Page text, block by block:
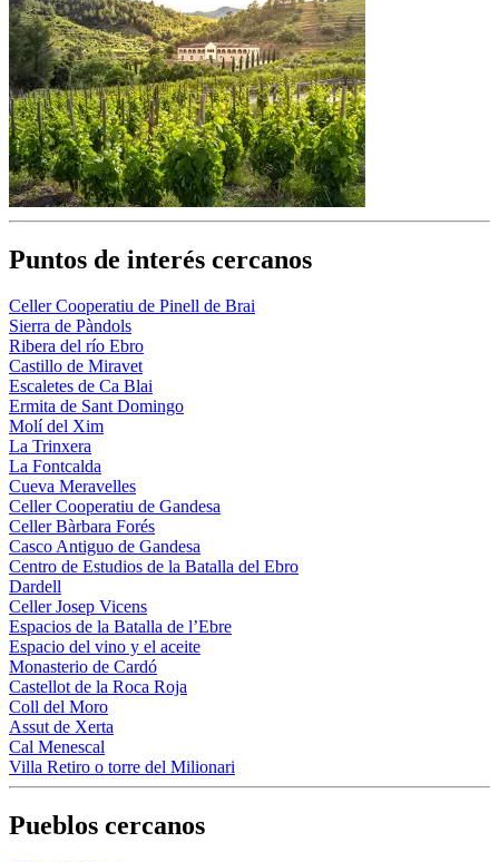
Puntos de interés cercanos
Celler Cooperatiu de Pinell de Brai
Sierra de Pàndols
Ribera del río Ebro
Castillo de Miravet
Escaletes de Ca Blai
Ermita de Sant Domingo
Molí del Xim
La Trinxera
La Fontcalda
Cueva Meravelles
Celler Cooperatiu de Gandesa
Celler Bàrbara Forés
Casco Antiguo de Gandesa
Centro de Estudios de la Batalla del Ebro
Dardell
Celler Josep Vicens
Espacios de la Batalla de l’Ebre
Espacio del vino y el aceite
Monasterio de Cardó
Castellot de la Roca Roja
Coll del Moro
Assut de Xerta
Cal Menescal
Villa Retiro o torre del Milionari
Pueblos cercanos